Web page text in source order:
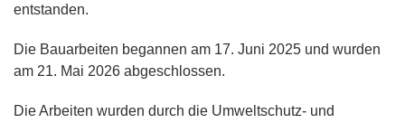
entstanden.
Die Bauarbeiten begannen am 17. Juni 2025 und wurden
am 21. Mai 2026 abgeschlossen.
Die Arbeiten wurden durch die Umweltschutz- und